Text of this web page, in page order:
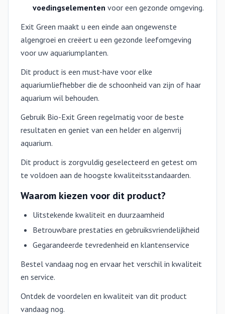
voedingselementen voor een gezonde omgeving.
Exit Green maakt u een einde aan ongewenste
algengroei en creëert u een gezonde leefomgeving
voor uw aquariumplanten.
Dit product is een must-have voor elke
aquariumliefhebber die de schoonheid van zijn of haar
aquarium wil behouden.
Gebruik Bio-Exit Green regelmatig voor de beste
resultaten en geniet van een helder en algenvrij
aquarium.
Dit product is zorgvuldig geselecteerd en getest om
te voldoen aan de hoogste kwaliteitsstandaarden.
Waarom kiezen voor dit product?
Uitstekende kwaliteit en duurzaamheid
Betrouwbare prestaties en gebruiksvriendelijkheid
Gegarandeerde tevredenheid en klantenservice
Bestel vandaag nog en ervaar het verschil in kwaliteit
en service.
Ontdek de voordelen en kwaliteit van dit product
vandaag nog.